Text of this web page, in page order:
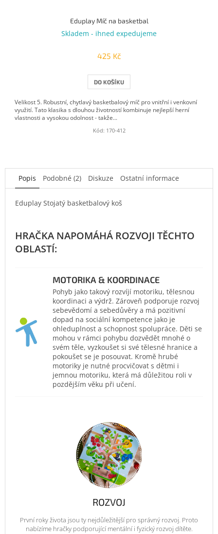
Eduplay Míč na basketbal
Skladem - ihned expedujeme
425 Kč
DO KOŠÍKU
Velikost 5. Robustní, chytlavý basketbalový míč pro vnitřní i venkovní
využití. Tato klasika s dlouhou životností kombinuje nejlepší herní
vlastnosti a vysokou odolnost - takže...
Kód: 170-412
Popis Podobné (2) Diskuze Ostatní informace
Eduplay Stojatý basketbalový koš
MOTORIKA & KOORDINACE
Pohyb jako takový rozvíjí motoriku, tělesnou
koordinaci a výdrž. Zároveň podporuje rozvoj
sebevědomí a sebedůvěry a má pozitivní
dopad na sociální kompetence jako je
ohleduplnost a schopnost spolupráce. Děti se
mohou v rámci pohybu dozvědět mnohé o
svém těle, vyzkoušet si své tělesné hranice a
pokoušet se je posouvat. Kromě hrubé
motoriky je nutné procvičovat s dětmi i
jemnou motoriku, která má důležitou roli v
pozdějším věku při učení.
ROZVOJ
První roky života jsou ty nejdůležitější pro správný rozvoj. Proto
nabízíme hračky podporující mentální i fyzický rozvoj dítěte.